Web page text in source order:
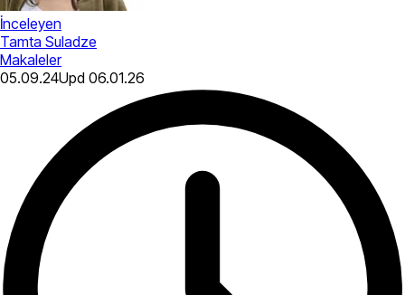
İnceleyen
Tamta Suladze
Makaleler
05.09.24Upd 06.01.26